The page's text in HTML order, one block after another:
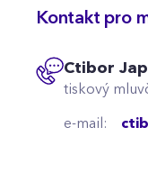
Kontakt pro
Ctibor
tiskový
e-mail: